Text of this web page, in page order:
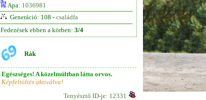
Apa: 1036981
Generáció: 108 - családfa
Fedezések ebben a körben: 3/4
Rák
Egészséges! A közelmúltban látta orvos.
Képfeltöltés aktiválva!
Tenyésztő ID-je: 12331